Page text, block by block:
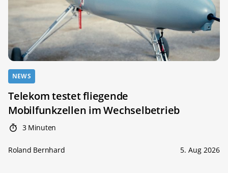
NEWS
Telekom testet fliegende
Mobilfunkzellen im Wechselbetrieb
3 Minuten
Roland Bernhard 5. Aug 2026